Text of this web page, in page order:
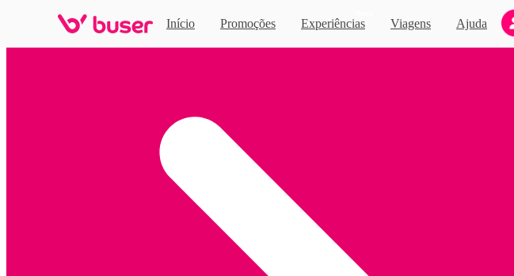
Início Promoções Experiências Viagens Ajuda